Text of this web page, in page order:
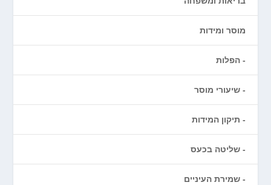
מוסר ומידות
הפלות
שיעורי מוסר
תיקון המידות
שליטה בכעס
שמירת העיניים